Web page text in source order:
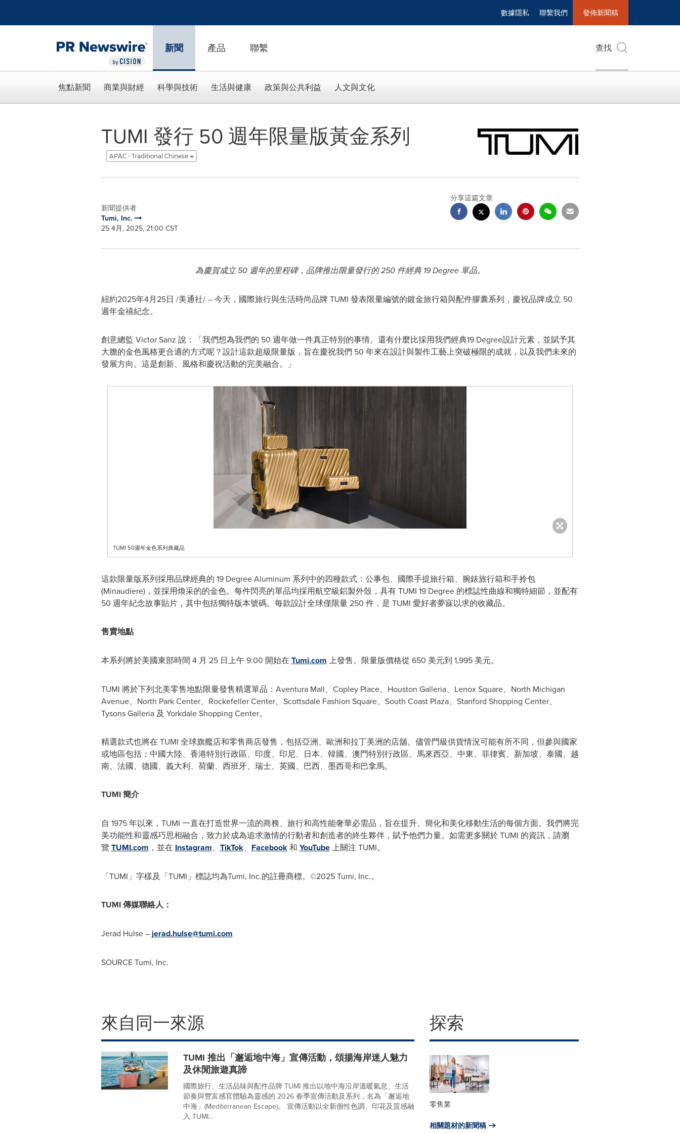
數據隱私 聯繫我們 發佈新聞稿
新聞 產品 聯繫 查找
焦點新聞 商業與財經 科學與技術 生活與健康 政策與公共利益 人文與文化
TUMI 發行 50 週年限量版黃金系列
APAC - Traditional Chinese
新聞提供者
Tumi, Inc.
25 4月, 2025, 21:00 CST
分享這篇文章
為慶賀成立 50週年的里程碑，品牌推出限量發行的 250 件經典 19 Degree單品。
紐約2025年4月25日 /美通社/ -- 今天，國際旅行與生活時尚品牌 TUMI 發表限量編號的鍍金旅行箱與配件膠囊系列，慶祝品牌成立 50
週年金禧紀念。
創意總監 Victor Sanz 說：「我們想為我們的 50 週年做一件真正特別的事情。還有什麼比採用我們經典19 Degree設計元素，並賦予其
大膽的金色風格更合適的方式呢？設計這款超級限量版，旨在慶祝我們 50 年來在設計與製作工藝上突破極限的成就，以及我們未來的
發展方向。這是創新、風格和慶祝活動的完美融合。」
TUMI 50週年金色系列典藏品
這款限量版系列採用品牌經典的 19 Degree Aluminum 系列中的四種款式：公事包、國際手提旅行箱、腕錶旅行箱和手拎包
(Minaudiere)，並採用煥采的的金色。每件閃亮的單品均採用航空級鋁製外殼，具有 TUMI 19 Degree 的標誌性曲線和獨特細節，並配有
50 週年紀念故事貼片，其中包括獨特版本號碼。每款設計全球僅限量 250 件，是 TUMI 愛好者夢寐以求的收藏品。
售賣地點
本系列將於美國東部時間 4 月 25 日上午 9:00 開始在 Tumi.com 上發售。限量版價格從 650 美元到 1,995 美元。
TUMI 將於下列北美零售地點限量發售精選單品：Aventura Mall、Copley Place、Houston Galleria、Lenox Square、North Michigan
Avenue、North Park Center、Rockefeller Center、Scottsdale Fashion Square、South Coast Plaza、Stanford Shopping Center、
Tysons Galleria 及 Yorkdale Shopping Center。
精選款式也將在 TUMI 全球旗艦店和零售商店發售，包括亞洲、歐洲和拉丁美洲的店舖。儘管門級供貨情況可能有所不同，但參與國家
或地區包括：中國大陸、香港特別行政區、印度、印尼、日本、韓國、澳門特別行政區、馬來西亞、中東、菲律賓、新加坡、泰國、越
南、法國、德國、義大利、荷蘭、西班牙、瑞士、英國、巴西、墨西哥和巴拿馬。
TUMI簡介
自 1975 年以來，TUMI 一直在打造世界一流的商務、旅行和高性能奢華必需品，旨在提升、簡化和美化移動生活的每個方面。我們將完
美功能性和靈感巧思相融合，致力於成為追求激情的行動者和創造者的終生夥伴，賦予他們力量。如需更多關於 TUMI 的資訊，請瀏
覽 TUMI.com ，並在 Instagram、 TikTok、 Facebook和 YouTube上關注 TUMI。
「TUMI」字樣及「TUMI」標誌均為Tumi, Inc.的註冊商標。©2025 Tumi, Inc.。
TUMI傳媒聯絡人：
Jerad Hulse–jerad.hulse@tumi.com
SOURCE Tumi, Inc.
來自同一來源
TUMI 推出「邂逅地中海」宣傳活動，頌揚海岸迷人魅力
及休閒旅遊真諦
國際旅行、生活品味與配件品牌 TUMI 推出以地中海沿岸溫暖氣息、生活
節奏與豐富感官體驗為靈感的 2026 春季宣傳活動及系列，名為「邂逅地
中海」(Mediterranean Escape)。 宣傳活動以全新個性色調、印花及質感融
入 TUMI...
探索
零售業
相關題材的新聞稿